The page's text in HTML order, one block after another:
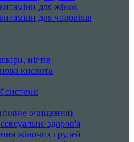
для жінок
для чоловіків
нігтів
кислота
системи
очищення)
здоров'я
жіночих грудей